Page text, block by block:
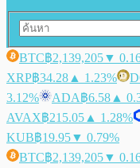
BTC฿2,139,205▼
XRP฿34.28 ▲ 1.23%
3.12%
ADA฿6.58 ▲
AVAX฿215.05 ▲ 1.28%
KUB฿19.95▼ 0.79%
BTC฿2,139,205▼